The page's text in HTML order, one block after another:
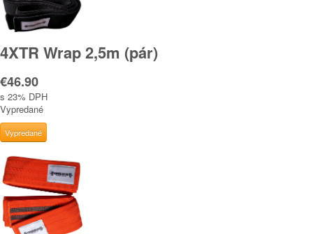
4XTR Wrap 2,5m (pár)
€46.90
s 23% DPH
Vypredané